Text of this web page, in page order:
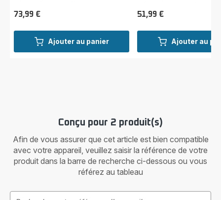
Ajouter au panier
Prix
73,99 €
Ajouter au
Prix
51,99 €
Conçu pour 2 produit(s)
Afin de vous assurer que cet article est bien compatible
avec votre appareil, veuillez saisir la référence de votre
produit dans la barre de recherche ci-dessous ou vous
référez au tableau